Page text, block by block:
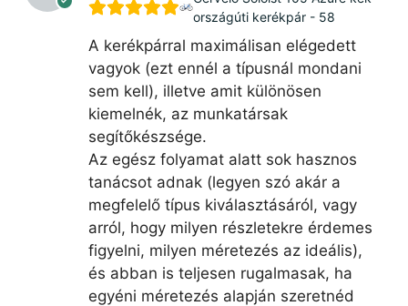
országúti kerékpár - 58
A kerékpárral maximálisan elégedett
vagyok (ezt ennél a típusnál mondani
sem kell), illetve amit különösen
kiemelnék, az munkatársak
segítőkészsége.
Az egész folyamat alatt sok hasznos
tanácsot adnak (legyen szó akár a
megfelelő típus kiválasztásáról, vagy
arról, hogy milyen részletekre érdemes
figyelni, milyen méretezés az ideális),
és abban is teljesen rugalmasak, ha
egyéni méretezés alapján szeretnéd